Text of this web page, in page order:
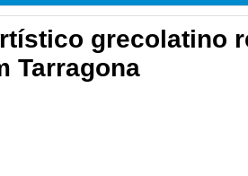
grecolatino
Tarragona